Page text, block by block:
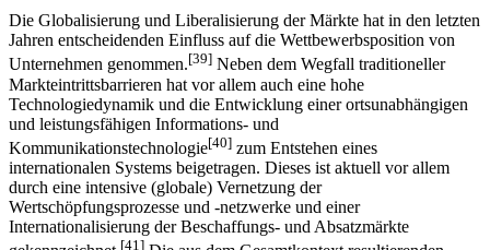
Chain Managements
Die Globalisierung und Liberalisierung der Märkte hat in den letzten
Jahren entscheidenden Einfluss auf die Wettbewerbsposition von
Unternehmen genommen. [39] Neben dem Wegfall traditioneller
Markteintrittsbarrieren hat vor allem auch eine hohe
Technologiedynamik und die Entwicklung einer ortsunabhängigen
und leistungsfähigen Informations- und
Kommunikationstechnologie[40]zum Entstehen eines
internationalen Systems beigetragen. Dieses ist aktuell vor allem
durch eine intensive (globale) Vernetzung der